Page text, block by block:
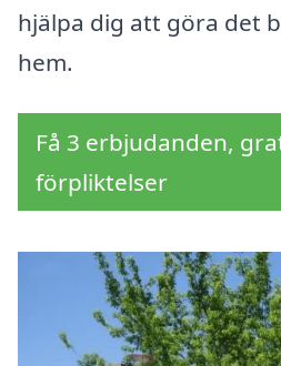
hjälpa dig att göra det
hem.
Få 3 erbjudanden,
förpliktelser